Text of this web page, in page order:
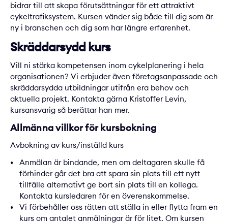
bidrar till att skapa förutsättningar för ett attraktivt
cykeltrafiksystem. Kursen vänder sig både till dig som är
ny i branschen och dig som har längre erfarenhet.
Skräddarsydd kurs
Vill ni stärka kompetensen inom cykelplanering i hela
organisationen? Vi erbjuder även företagsanpassade och
skräddarsydda utbildningar utifrån era behov och
aktuella projekt. Kontakta gärna Kristoffer Levin,
kursansvarig så berättar han mer.
Allmänna villkor för kursbokning
Avbokning av kurs/inställd kurs
Anmälan är bindande, men om deltagaren skulle få
förhinder går det bra att spara sin plats till ett nytt
tillfälle alternativt ge bort sin plats till en kollega.
Kontakta kursledaren för en överenskommelse.
Vi förbehåller oss rätten att ställa in eller flytta fram en
kurs om antalet anmälningar är för litet. Om kursen